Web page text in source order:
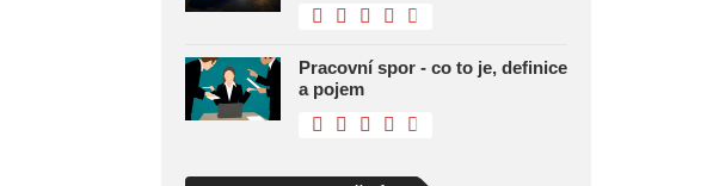
Pracovní spor - co to je, definice
a pojem